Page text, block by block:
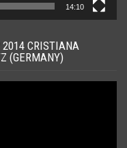
14:10
2014 CRISTIANA
(GERMANY)